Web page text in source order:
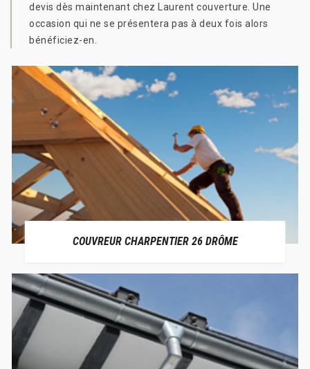
devis dès maintenant chez Laurent couverture. Une
occasion qui ne se présentera pas à deux fois alors
bénéficiez-en.
COUVREUR CHARPENTIER 26 DRÔME